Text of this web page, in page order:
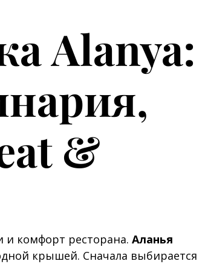
Alanya:
&
и комфорт ресторана. Аланья
крышей. Сначала выбирается